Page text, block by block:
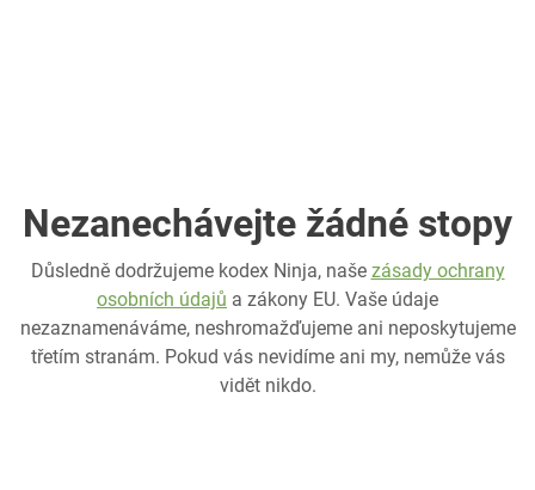
Nezanechávejte žádné stopy
Důsledně dodržujeme kodex Ninja, naše zásady ochrany
osobních údajů a zákony EU. Vaše údaje
nezaznamenáváme, neshromažďujeme ani neposkytujeme
třetím stranám. Pokud vás nevidíme ani my, nemůže vás
vidět nikdo.